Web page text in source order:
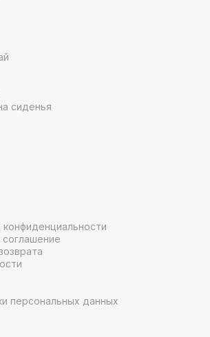
сиденья
персональных данных